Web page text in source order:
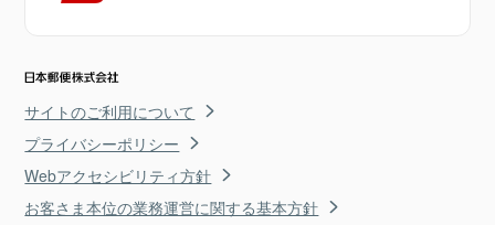
サイトのご利用について
プライバシーポリシー
Webアクセシビリティ方針
お客さま本位の業務運営に関する基本方針